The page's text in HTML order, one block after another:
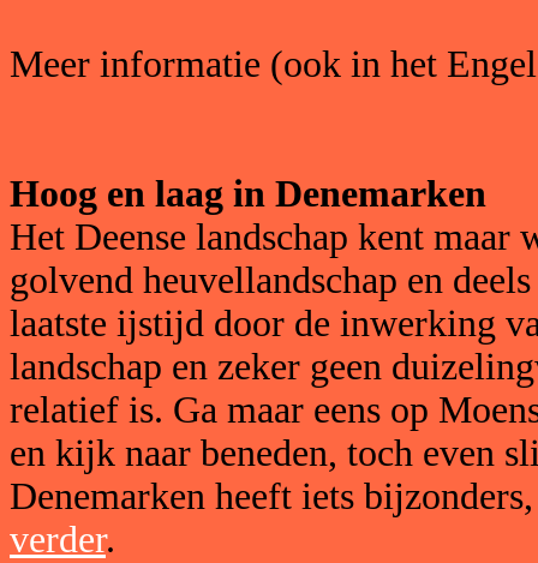
Meer informatie (ook in het
Hoog en laag in Denemarken
Het Deense landschap kent
golvend heuvellandschap en
laatste ijstijd door de inwerking
landschap en zeker geen
relatief is. Ga maar eens op
en kijk naar beneden, toch even
Denemarken heeft iets
verder.